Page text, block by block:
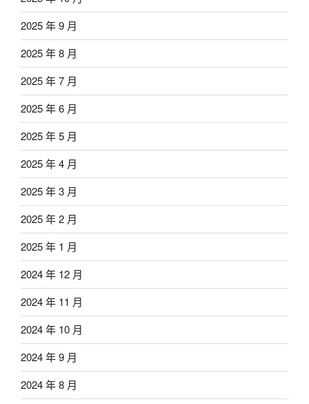
2025 年 9 月
2025 年 8 月
2025 年 7 月
2025 年 6 月
2025 年 5 月
2025 年 4 月
2025 年 3 月
2025 年 2 月
2025 年 1 月
2024 年 12 月
2024 年 11 月
2024 年 10 月
2024 年 9 月
2024 年 8 月